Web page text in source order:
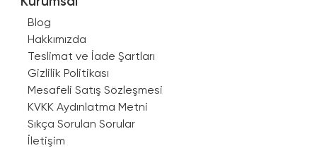
Blog
Hakkımızda
Teslimat ve İade Şartları
Gizlilik Politikası
Mesafeli Satış Sözleşmesi
KVKK Aydınlatma Metni
Sıkça Sorulan Sorular
İletişim